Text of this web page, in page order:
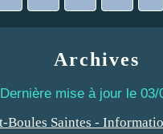
Archives
Dernière mise à jour le 03/